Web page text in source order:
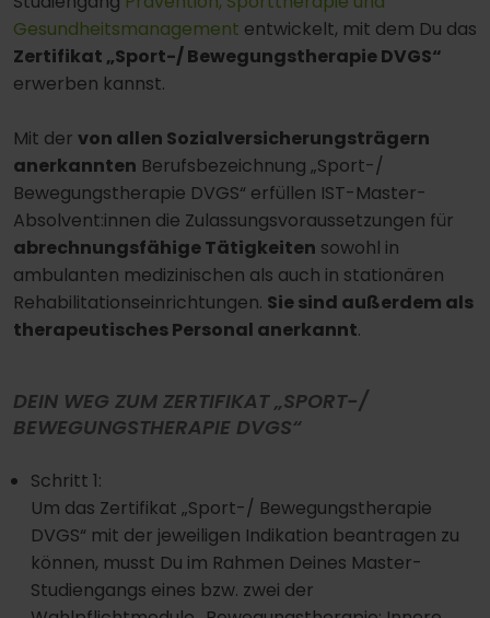
Gesundheitsmanagement entwickelt, mit dem Du das
Zertifikat „Sport-/ Bewegungstherapie DVGS“
erwerben kannst.
Mit der von allen Sozialversicherungsträgern
anerkannten Berufsbezeichnung „Sport-/
Bewegungstherapie DVGS“ erfüllen IST-Master-
Absolvent:innen die Zulassungsvoraussetzungen für
abrechnungsfähige Tätigkeiten sowohl in
ambulanten medizinischen als auch in stationären
Rehabilitationseinrichtungen. Sie sind außerdem als
therapeutisches Personal anerkannt.
DEIN WEG ZUM ZERTIFIKAT „SPORT-/
BEWEGUNGSTHERAPIE DVGS“
Schritt 1:
Um das Zertifikat „Sport-/ Bewegungstherapie
DVGS“ mit der jeweiligen Indikation beantragen zu
können, musst Du im Rahmen Deines Master-
Studiengangs eines bzw. zwei der